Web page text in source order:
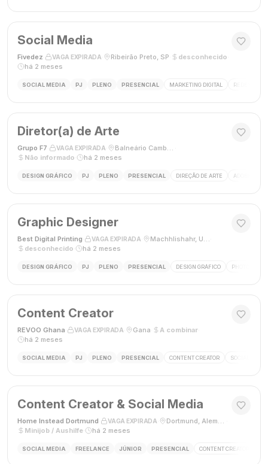
Social Media
Fivedez VAGA EXPIRADA Ribeirão Preto, SP desconhecido
há 2 meses
SOCIAL MEDIA PJ PLENO PRESENCIAL MARKETING DIGITAL REDES
Diretor(a) de Arte
Grupo F7 VAGA EXPIRADA Balneário Camboriú, SC, Brasil
Não informado
há 2 meses
DESIGN GRÁFICO PJ PLENO PRESENCIAL DIREÇÃO DE ARTE ADOBE
Graphic Designer
Best Digital Printing VAGA EXPIRADA Machhlishahr, Uttar Pradesh, Índia
desconhecido
há 2 meses
DESIGN GRÁFICO PJ PLENO PRESENCIAL DESIGN GRÁFICO PHOTOSHOP
Content Creator
REVOO Ghana VAGA EXPIRADA Gana A combinar·
há 2 meses
SOCIAL MEDIA PJ PLENO PRESENCIAL CONTENT CREATOR SOCIAL MEDIA
Content Creator & Social Media
Home Instead Dortmund VAGA EXPIRADA Dortmund, Alemanha
Minijob / Aushilfe
há 2 meses
SOCIAL MEDIA FREELANCE JÚNIOR PRESENCIAL CONTENT CREATOR